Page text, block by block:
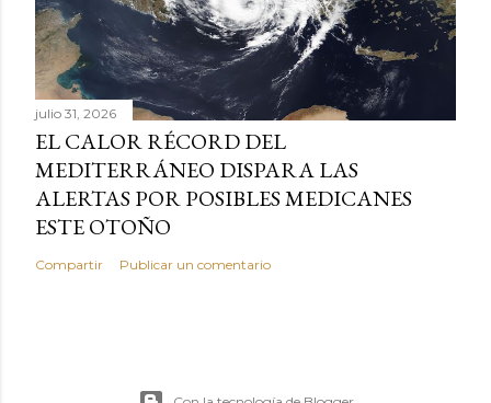
julio 31, 2026
EL CALOR RÉCORD DEL
MEDITERRÁNEO DISPARA LAS
ALERTAS POR POSIBLES MEDICANES
ESTE OTOÑO
Compartir Publicar un comentario